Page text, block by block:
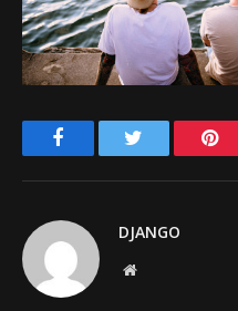
Facebook
DJANGO
Website